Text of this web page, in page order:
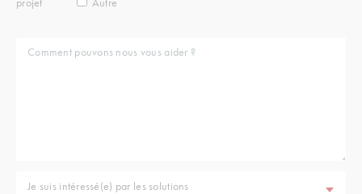
Je suis intéressé(e) par les solutions